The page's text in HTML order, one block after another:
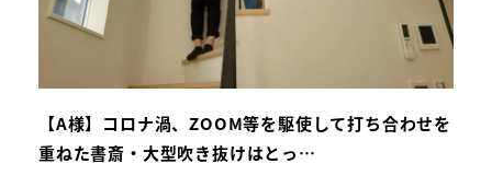
【A様】コロナ渦、ZOOM等を駆使して打ち合わせを
重ねた書斎・大型吹き抜けはとっ…